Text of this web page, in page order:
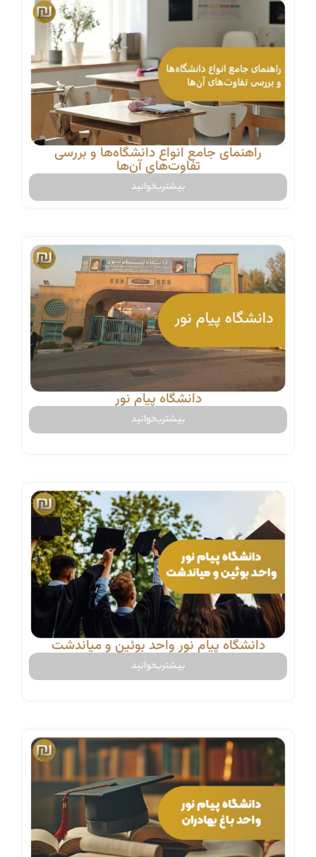
راهنمای جامع انواع دانشگاه‌ها و بررسی
تفاوت‌های آن‌ها
بیشتربخوانید
دانشگاه پیام نور
بیشتربخوانید
دانشگاه پیام نور واحد بوئین و میاندشت
بیشتربخوانید